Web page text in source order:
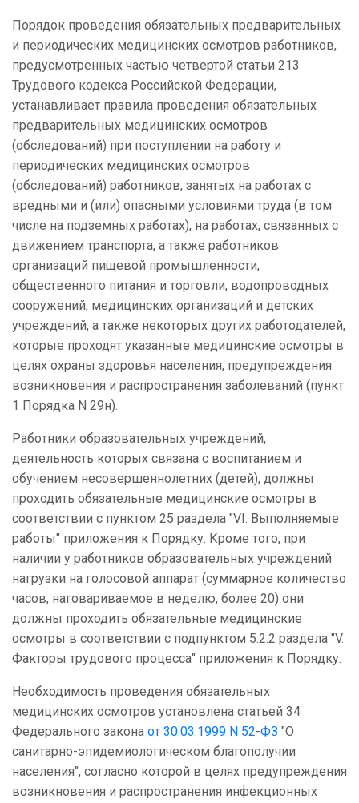
Порядок проведения обязательных предварительных
и периодических медицинских осмотров работников,
предусмотренных частью четвертой статьи 213
Трудового кодекса Российской Федерации,
устанавливает правила проведения обязательных
предварительных медицинских осмотров
(обследований) при поступлении на работу и
периодических медицинских осмотров
(обследований) работников, занятых на работах с
вредными и (или) опасными условиями труда (в том
числе на подземных работах), на работах, связанных с
движением транспорта, а также работников
организаций пищевой промышленности,
общественного питания и торговли, водопроводных
сооружений, медицинских организаций и детских
учреждений, а также некоторых других работодателей,
которые проходят указанные медицинские осмотры в
целях охраны здоровья населения, предупреждения
возникновения и распространения заболеваний (пункт
1 Порядка N 29н).
Работники образовательных учреждений,
деятельность которых связана с воспитанием и
обучением несовершеннолетних (детей), должны
проходить обязательные медицинские осмотры в
соответствии с пунктом 25 раздела "VI. Выполняемые
работы" приложения к Порядку. Кроме того, при
наличии у работников образовательных учреждений
нагрузки на голосовой аппарат (суммарное количество
часов, наговариваемое в неделю, более 20) они
должны проходить обязательные медицинские
осмотры в соответствии с подпунктом 5.2.2 раздела "V.
Факторы трудового процесса" приложения к Порядку.
Необходимость проведения обязательных
медицинских осмотров установлена статьей 34
Федерального закона от 30.03.1999 N 52-ФЗ "О
санитарно-эпидемиологическом благополучии
населения", согласно которой в целях предупреждения
возникновения и распространения инфекционных